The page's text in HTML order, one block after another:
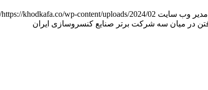
مدیر وب سایت https://khodkafa.co/wp-content/uploads/2024/02/خودکفایی_هدر.jpg
در میان سه شرکت برتر صنایع کنسروسازی ایران